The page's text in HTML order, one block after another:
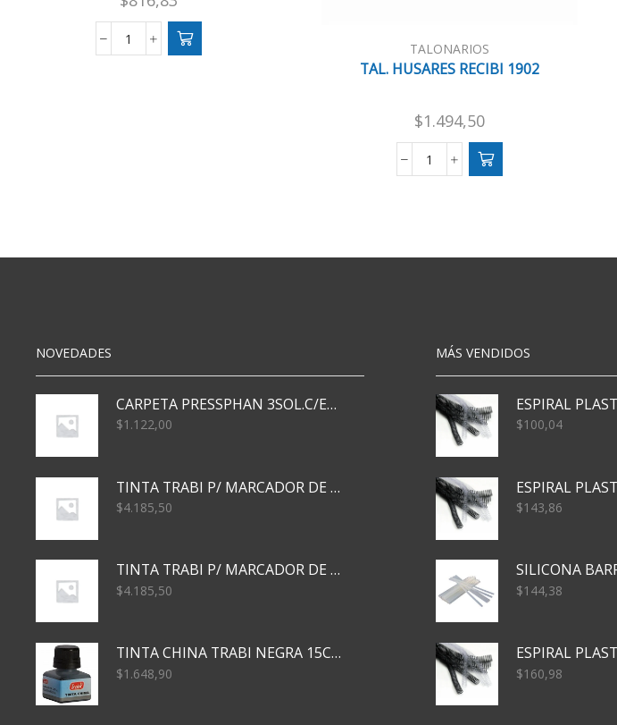
TAL
TALONARIOS
TAL. HUSARES RECIBI 1902
$1.494,50
TAL.
NOVEDADES
CARPETA PRESSPHAN 3SOL.C/ELAST MARRON A4 P01A
$1.122,00
TINTA TRABI P/ MARCADOR DE PIZARRA x30ml AZUL
$4.185,50
TINTA TRABI P/ MARCADOR DE PIZARRA x30ml ROJO
$4.185,50
TINTA CHINA TRABI NEGRA 15CC TR3460
$1.648,90
MÁS VENDIDOS
$100,04
$143,86
$144,38
$160,98